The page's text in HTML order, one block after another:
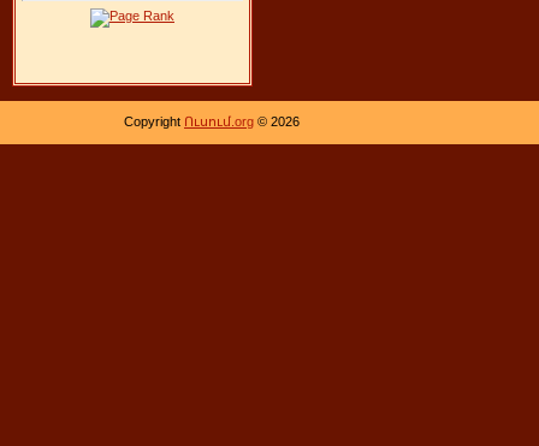
Copyright Ուսում.org © 2026